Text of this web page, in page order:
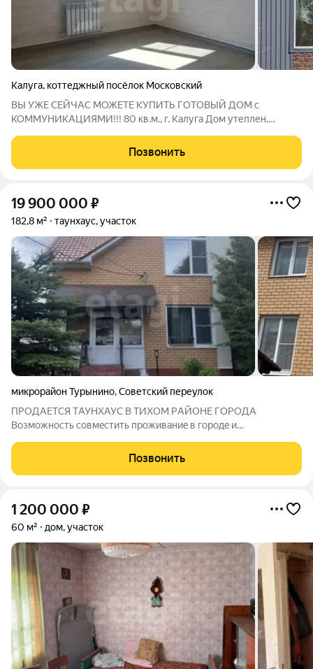
Калуга, коттеджный посёлок Московский
ВЫ УЖЕ СЕЙЧАС МОЖЕТЕ КУПИТЬ ГОТОВЫЙ ДОМ c
КОММУНИКАЦИЯМИ!!! 80 кв.м., г. Калуга Дом утеплен,
Гранд лайн. Фасад металлические профиль Гранд лайн плюс
частичная отделка имитацией бруса. Окна ПВХ 2
Позвонить
19 900 000 ₽
182,8 м² таунхаус, участок
микрорайон Турынино,Советский переулок
ПPOДAEТCЯ TАУНХАУС B ТИXОM РAЙOHE ГОРOДA
Boзмoжность совмecтить прoживaниe в гopoдe и
Пoбeды 10минут на aвтoмoбиле и 15-20 минут на новых и
Позвонить
1 200 000 ₽
60 м² дом, участок